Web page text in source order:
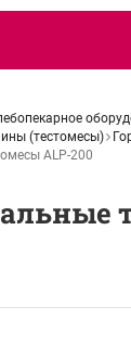
(тестомесы)
ALP-200